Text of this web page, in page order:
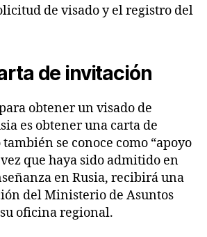
de visado y el registro del
de invitación
obtener un visado de
es obtener una carta de
se conoce como “apoyo
que haya sido admitido en
en Rusia, recibirá una
del Ministerio de Asuntos
oficina regional.